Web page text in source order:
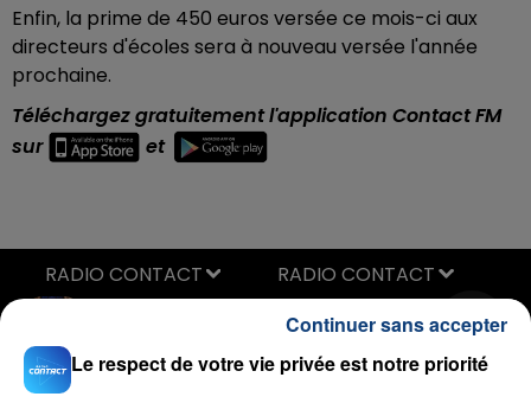
Enfin, la prime de 450 euros versée ce mois-ci aux
directeurs d'écoles sera à nouveau versée l'année
prochaine.
Téléchargez gratuitement l'application Contact FM
sur
et
Complique
DADJU
RADIO CONTACT
Le respect de votre vie privée est notre priorité
Continuer sans accepter